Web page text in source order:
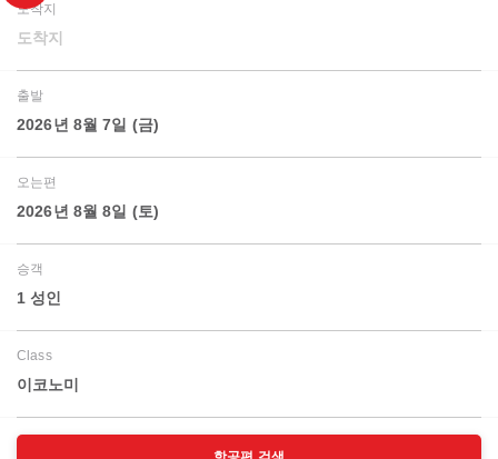
도착지
도착지
출발
2026년 8월 7일 (금)
오는편
2026년 8월 8일 (토)
승객
1 성인
Class
이코노미